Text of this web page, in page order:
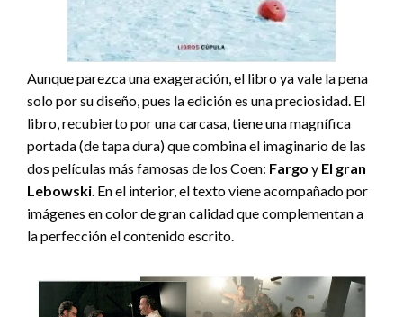
Aunque parezca una exageración, el libro ya vale la pena
solo por su diseño, pues la edición es una preciosidad. El
libro, recubierto por una carcasa, tiene una magnífica
portada (de tapa dura) que combina el imaginario de las
dos películas más famosas de los Coen: Fargo y El gran
Lebowski . En el interior, el texto viene acompañado por
imágenes en color de gran calidad que complementan a
la perfección el contenido escrito.